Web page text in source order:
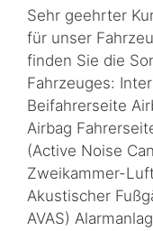
Sehr geehrter
für unser
finden Sie die
Fahrzeuges:
Beifahrerseite
Airbag
(Active Noise
Zweikammer-
Akustischer
AVAS)